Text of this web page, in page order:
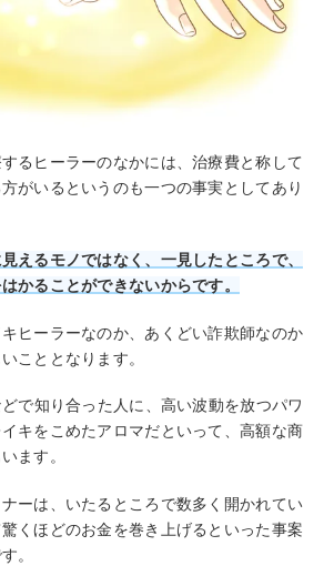
るヒーラーのなかには、治療費と称して
がいるというのも一つの事実としてあり
えるモノではなく、一見したところで、
かることができないからです。
ヒーラーなのか、あくどい詐欺師なのか
こととなります。
で知り合った人に、高い波動を放つパワ
キをこめたアロマだといって、高額な商
ます。
ーは、いたるところで数多く開かれてい
くほどのお金を巻き上げるといった事案
。